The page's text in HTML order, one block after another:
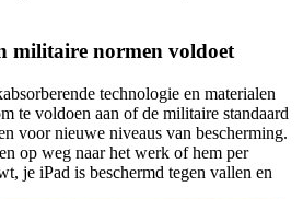
militaire normen voldoet
technologie en materialen
te voldoen aan of de militaire standaard
voor nieuwe niveaus van bescherming.
op weg naar het werk of hem per
je iPad is beschermd tegen vallen en